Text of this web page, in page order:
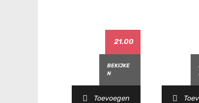
21.00
BEKIJKE
N
Toevoegen